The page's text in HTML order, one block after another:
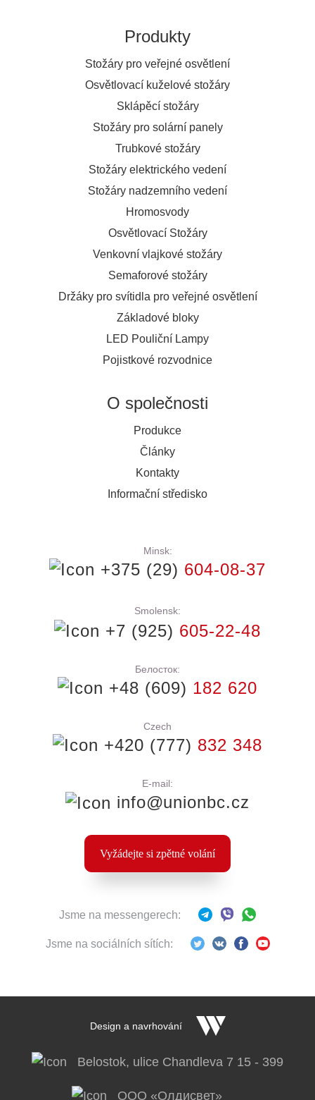
Produkty
Stožáry pro veřejné osvětlení
Osvětlovací kuželové stožáry
Sklápěcí stožáry
Stožáry pro solární panely
Trubkové stožáry
Stožáry elektrického vedení
Stožáry nadzemního vedení
Hromosvody
Osvětlovací Stožáry
Venkovní vlajkové stožáry
Semaforové stožáry
Držáky pro svítidla pro veřejné osvětlení
Základové bloky
LED Pouliční Lampy
Pojistkové rozvodnice
O společnosti
Produkce
Články
Kontakty
Informační středisko
Minsk:
+375 (29) 604-08-37
Smolensk:
+7 (925) 605-22-48
Белосток:
+48 (609) 182 620
Czech
+420 (777) 832 348
E-mail:
info@unionbc.cz
Vyžádejte si zpětné volání
Jsme na messengerech:
Jsme na sociálních sítích:
OOO «Олдисвет»
Belostok, ulice Chandleva 7 15 - 399
Design a navrhování